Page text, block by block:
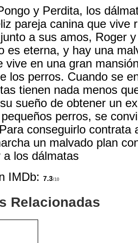
y Perdita, los
pareja canina que vive
a sus amos, Roger
es eterna, y hay una
vive en una gran
los perros. Cuando se
tienen nada menos
sueño de obtener un
perros, se
conseguirlo contrata
un malvado plan
a los dálmatas
IMDb:7.3/10
Relacionadas